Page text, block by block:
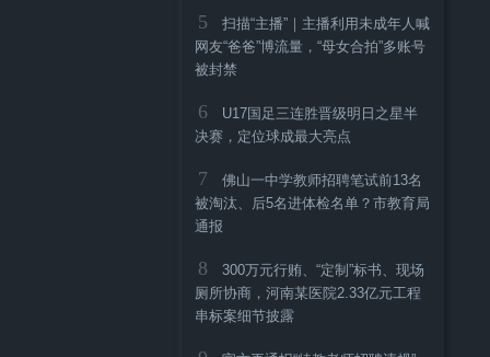
5
扫描“主播”｜主播利用未成年人喊
网友“爸爸”博流量，“母女合拍”多账号
被封禁
6
U17国足三连胜晋级明日之星半
决赛，定位球成最大亮点
7
佛山一中学教师招聘笔试前13名
被淘汰、后5名进体检名单？市教育局
通报
8
300万元行贿、“定制”标书、现场
厕所协商，河南某医院2.33亿元工程
串标案细节披露